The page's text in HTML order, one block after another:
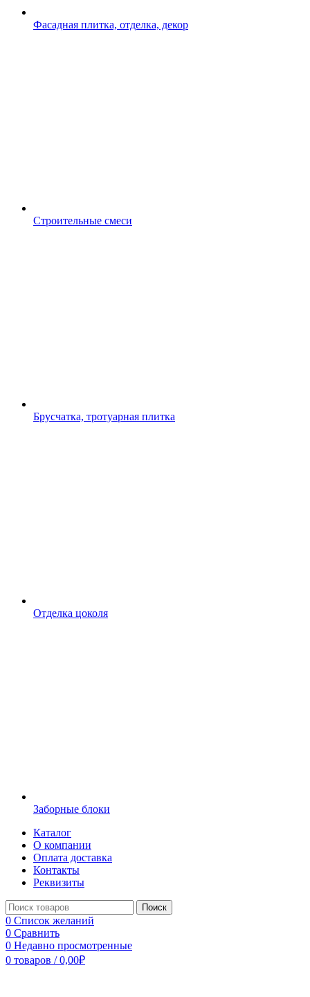
Фасадная плитка, отделка, декор
Строительные смеси
Брусчатка, тротуарная плитка
Отделка цоколя
Заборные блоки
Каталог
О компании
Оплата доставка
Контакты
Реквизиты
Поиск
0 Список желаний
0 Сравнить
0 Недавно просмотренные
0 товаров / 0,00₽